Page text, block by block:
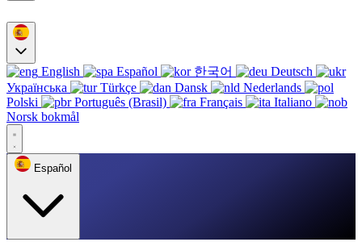
English Español 한국어
Deutsch
Українська
Türkçe Dansk
Nederlands
Polski
Português (Brasil) Français
Italiano
Norsk bokmål
Español